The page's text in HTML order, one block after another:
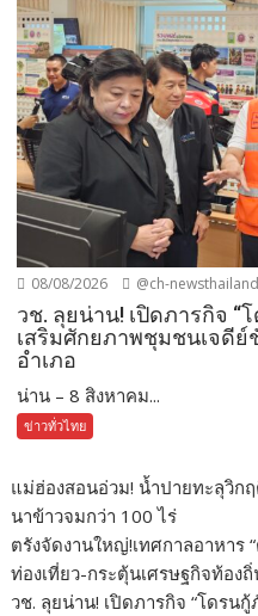
08/08/2026 @ch-
วช. ลุยน่าน! เปิดภารกิจ “
เสริมศักยภาพชุมชนเจดีย์
อำเภอ
น่าน – 8 สิงหาคม...
ข่าวทั่วไทย
แม่ฮ่องสอนอ่วม! น้ำปายทะลุวิกฤ
นาข้าวจมกว่า 100 ไร่
ตรังจัดงานใหญ่!เทศกาลอาหาร
ท่องเที่ยว-กระตุ้นเศรษฐกิจท้อง
วช. ลุยน่าน! เปิดภารกิจ “โดรน